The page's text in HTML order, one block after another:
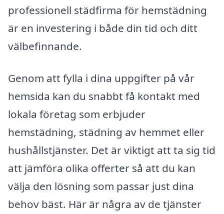
professionell städfirma för hemstädning
är en investering i både din tid och ditt
välbefinnande.
Genom att fylla i dina uppgifter på vår
hemsida kan du snabbt få kontakt med
lokala företag som erbjuder
hemstädning, städning av hemmet eller
hushållstjänster. Det är viktigt att ta sig tid
att jämföra olika offerter så att du kan
välja den lösning som passar just dina
behov bäst. Här är några av de tjänster